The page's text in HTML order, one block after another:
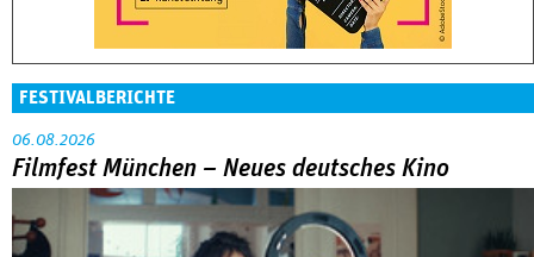
FESTIVALBERICHTE
06.08.2026
Filmfest München – Neues deutsches Kino